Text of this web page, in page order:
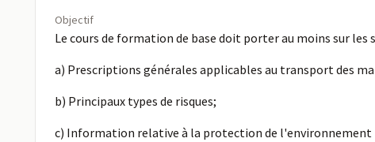
Objectif
Le cours de formation de base doit porter au moins sur les
a) Prescriptions générales applicables au transport des
b) Principaux types de risques;
c) Information relative à la protection de